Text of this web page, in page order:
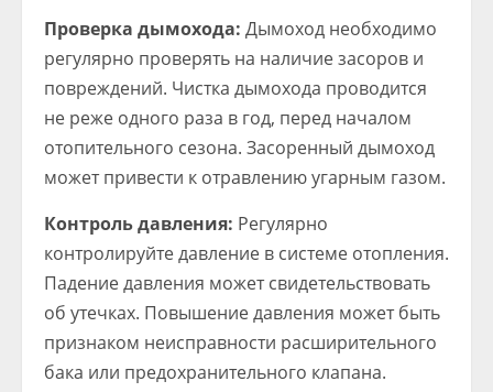
Проверка дымохода: Дымоход необходимо
регулярно проверять на наличие засоров и
повреждений. Чистка дымохода проводится
не реже одного раза в год, перед началом
отопительного сезона. Засоренный дымоход
может привести к отравлению угарным газом.
Контроль давления: Регулярно
контролируйте давление в системе отопления.
Падение давления может свидетельствовать
об утечках. Повышение давления может быть
признаком неисправности расширительного
бака или предохранительного клапана.